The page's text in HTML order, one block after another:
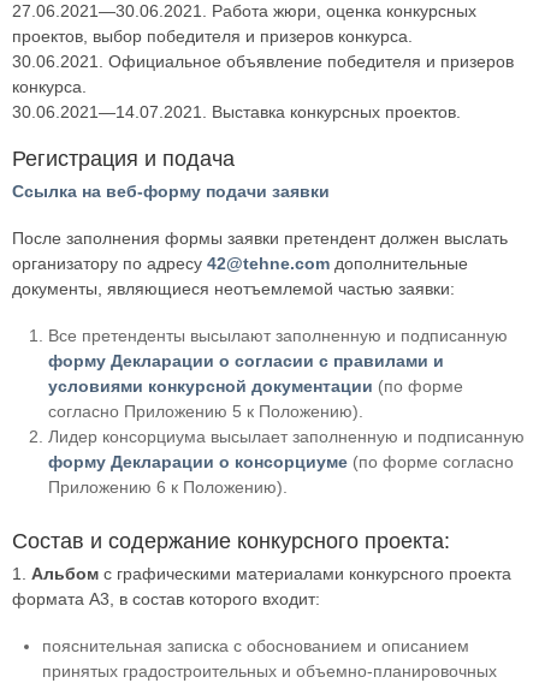
27.06.2021—30.06.2021. Работа жюри, оценка конкурсных
проектов, выбор победителя и призеров конкурса.
30.06.2021. Официальное объявление победителя и призеров
конкурса.
30.06.2021—14.07.2021. Выставка конкурсных проектов.
Регистрация и подача
Ссылка на веб-форму подачи заявки
После заполнения формы заявки претендент должен выслать
организатору по адресу 42@tehne.com дополнительные
документы, являющиеся неотъемлемой частью заявки:
Все претенденты высылают заполненную и подписанную
форму Декларации о согласии с правилами и
условиями конкурсной документации (по форме
согласно Приложению 5 к Положению).
Лидер консорциума высылает заполненную и подписанную
форму Декларации о консорциуме (по форме согласно
Приложению 6 к Положению).
Состав и содержание конкурсного проекта:
1. Альбом с графическими материалами конкурсного проекта
формата А3, в состав которого входит:
пояснительная записка с обоснованием и описанием
принятых градостроительных и объемно-планировочных